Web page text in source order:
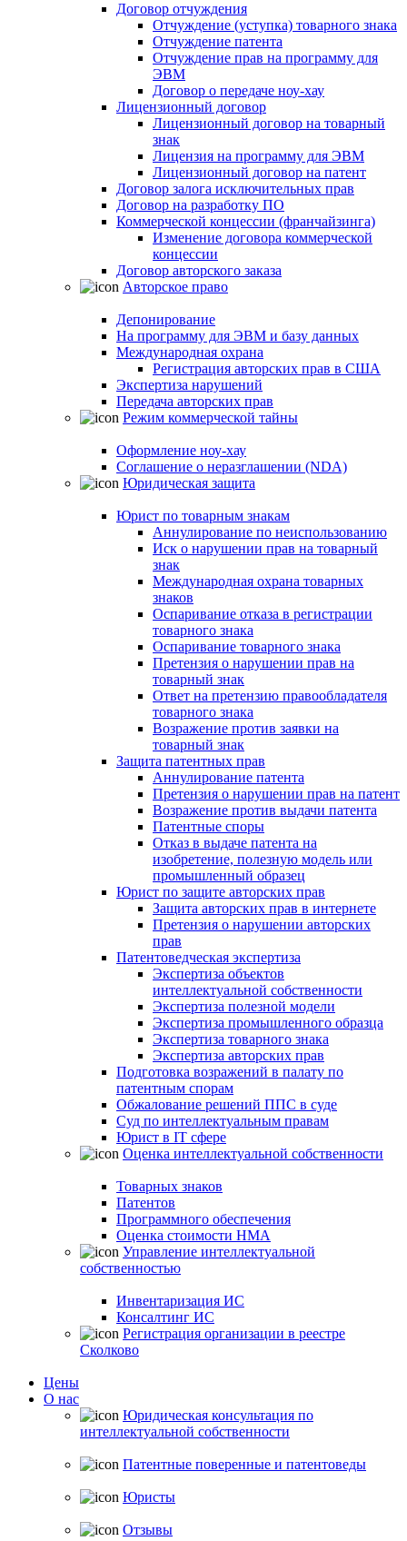
Договор отчуждения
Отчуждение (уступка) товарного знака
Отчуждение патента
Отчуждение прав на программу для
ЭВМ
Договор о передаче ноу-хау
Лицензионный договор
Лицензионный договор на товарный
знак
Лицензия на программу для ЭВМ
Лицензионный договор на патент
Договор залога исключительных прав
Договор на разработку ПО
Коммерческой концессии (франчайзинга)
Изменение договора коммерческой
концессии
Договор авторского заказа
Авторское право
Депонирование
На программу для ЭВМ и базу данных
Международная охрана
Регистрация авторских прав в США
Экспертиза нарушений
Передача авторских прав
Режим коммерческой тайны
Оформление ноу-хау
Соглашение о неразглашении (NDA)
Юридическая защита
Юрист по товарным знакам
Аннулирование по неиспользованию
Иск о нарушении прав на товарный
знак
Международная охрана товарных
знаков
Оспаривание отказа в регистрации
товарного знака
Оспаривание товарного знака
Претензия о нарушении прав на
товарный знак
Ответ на претензию правообладателя
товарного знака
Возражение против заявки на
товарный знак
Защита патентных прав
Аннулирование патента
Претензия о нарушении прав на патент
Возражение против выдачи патента
Патентные споры
Отказ в выдаче патента на
изобретение, полезную модель или
промышленный образец
Юрист по защите авторских прав
Защита авторских прав в интернете
Претензия о нарушении авторских
прав
Патентоведческая экспертиза
Экспертиза объектов
интеллектуальной собственности
Экспертиза полезной модели
Экспертиза промышленного образца
Экспертиза товарного знака
Экспертиза авторских прав
Подготовка возражений в палату по
патентным спорам
Обжалование решений ППС в суде
Суд по интеллектуальным правам
Юрист в IT сфере
Оценка интеллектуальной собственности
Товарных знаков
Патентов
Программного обеспечения
Оценка стоимости НМА
Управление интеллектуальной
собственностью
Инвентаризация ИС
Консалтинг ИС
Регистрация организации в реестре
Сколково
Цены
О нас
Юридическая консультация по
интеллектуальной собственности
Патентные поверенные и патентоведы
Юристы
Отзывы